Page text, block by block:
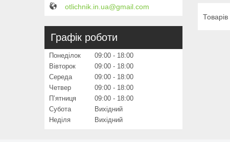
otlichnik.in.ua@gmail.com
Графік роботи
Понеділок 09:00
18:00
Вівторок
09:00
18:00
Середа
09:00
18:00
Четвер
09:00
18:00
Пʼятниця
09:00
18:00
Субота
Вихідний
Неділя
Вихідний